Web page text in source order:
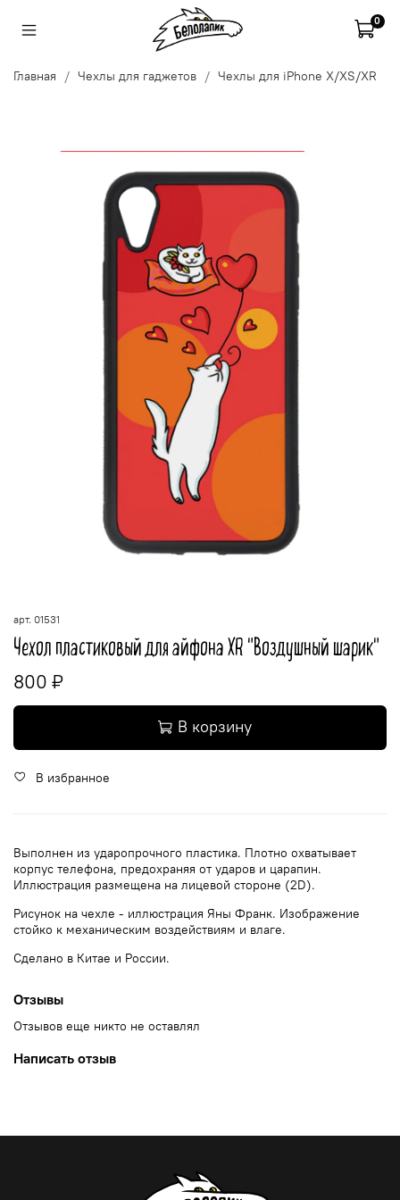
0
Главная Чехлы для гаджетов Чехлы для iPhone X/XS/XR
арт. 01531
Чехол пластиковый для айфона XR "Воздушный шарик"
800 ₽
В корзину
В избранное
Выполнен из ударопрочного пластика. Плотно охватывает
корпус телефона, предохраняя от ударов и царапин.
Иллюстрация размещена на лицевой стороне (2D).
Рисунок на чехле - иллюстрация Яны Франк. Изображение
стойко к механическим воздействиям и влаге.
Сделано в Китае и России.
Отзывы
Отзывов еще никто не оставлял
Написать отзыв